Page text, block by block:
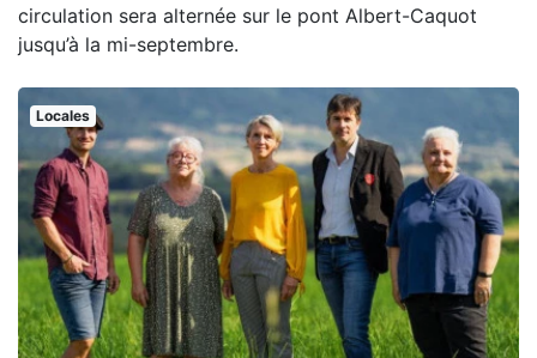
circulation sera alternée sur le pont Albert-Caquot
jusqu’à la mi-septembre.
Locales